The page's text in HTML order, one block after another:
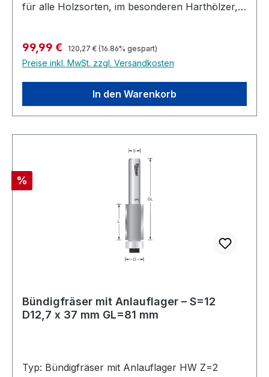
für alle Holzsorten, im besonderen Harthölzer,
Fasefräser zum Bearbeiten von beschichteten
Platten, Fasenstärke bis zu 4 mm.
Hochleistungs- Bündig-Fasefräser, Hartmetall
bestückt für die Industrielle Nutzung. Höchste
Standzeit. Allgemeine Information : Sollten Sie
fragen Sie direkt bei uns an. Wir fertigen jeden
benötigten Fräser nach Ihren
Wünschen.Maximal zulässige Drehzahl: 24.000
U/min
Verkaufspreis:
99,99 € Regulärer Preis:
120,27 € (16.86% gespart)
Preise inkl. MwSt. zzgl. Versandkosten
In den Warenkorb
Rabatt
%
Bündigfräser mit Anlauflager – S=12
D12,7 x 37 mm GL=81 mm
Typ: Bündigfräser mit Anlauflager HW Z=2